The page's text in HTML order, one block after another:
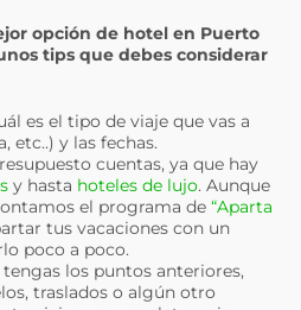
opción de hotel en Puerto
tips que debes considerar
es el tipo de viaje que vas a
etc..) y las fechas.
cuentas, ya que hay
y hasta hoteles de lujo. Aunque
el programa de “Aparta
tus vacaciones con un
poco a poco.
tengas los puntos anteriores,
traslados o algún otro